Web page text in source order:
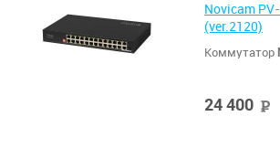
Novicam
(ver.2120)
Коммутатор
24 400